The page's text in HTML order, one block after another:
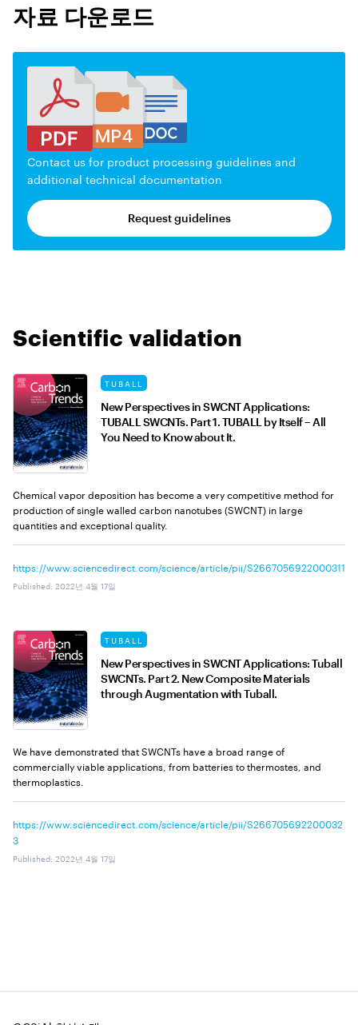
자료 다운로드
Contact us for product processing guidelines and
additional technical documentation
Request guidelines
Scientific validation
TUBALL
New Perspectives in SWCNT Applications:
TUBALL SWCNTs. Part 1. TUBALL by Itself – All
You Need to Know about It.
Chemical vapor deposition has become a very competitive method for
production of single walled carbon nanotubes (SWCNT) in large
quantities and exceptional quality.
https://www.sciencedirect.com/science/article/pii/S2667056922000311
Published: 2022년 4월 17일
TUBALL
New Perspectives in SWCNT Applications: Tuball
SWCNTs. Part 2. New Composite Materials
through Augmentation with Tuball.
We have demonstrated that SWCNTs have a broad range of
commercially viable applications, from batteries to thermostes, and
thermoplastics.
https://www.sciencedirect.com/science/article/pii/S266705692200032
3
Published: 2022년 4월 17일